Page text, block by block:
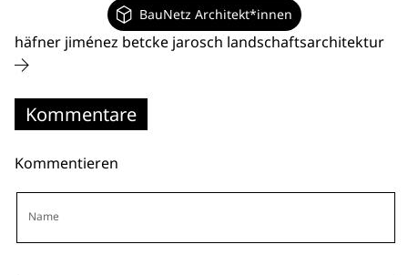
BauNetz Architekt*innen
häfner jiménez betcke jarosch landschaftsarchitektur
Kommentare
Kommentieren
Name